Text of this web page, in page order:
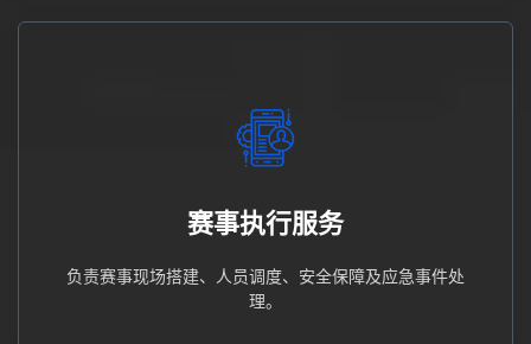
赛事执行服务
负责赛事现场搭建、人员调度、安全保障及应急事件处
理。
理。